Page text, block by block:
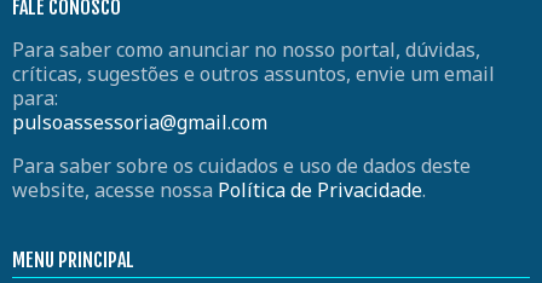
FALE CONOSCO
Para saber como anunciar no nosso portal, dúvidas,
críticas, sugestões e outros assuntos, envie um email
para:
pulsoassessoria@gmail.com
Para saber sobre os cuidados e uso de dados deste
website, acesse nossa Política de Privacidade.
MENU PRINCIPAL